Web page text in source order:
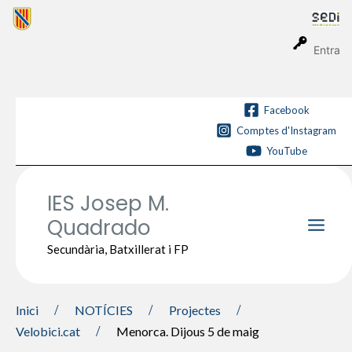
Entra
Vés
Facebook
Comptes d'Instagram
YouTube
IES Josep M.
Quadrado
Secundària, Batxillerat i FP
Inici NOTÍCIES
Projectes
Velobici.cat
Menorca. Dijous 5 de maig